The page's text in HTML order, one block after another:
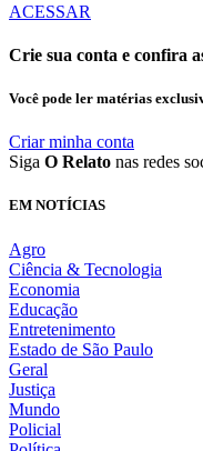
ACESSAR
Crie sua conta e confira
Você pode ler matérias
Criar minha conta
Siga O Relato nas redes
EM NOTÍCIAS
Agro
Ciência & Tecnologia
Economia
Educação
Entretenimento
Estado de São Paulo
Geral
Justiça
Mundo
Policial